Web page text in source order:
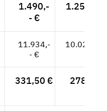
1.490,-
- €
1.252,10
11.934,-
- €
10.028,57
331,50 € 278,57 €